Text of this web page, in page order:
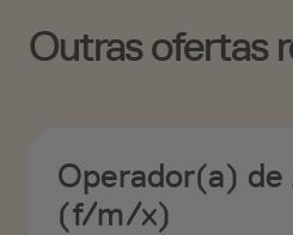
Outras ofertas
Operador(a) de
(f/m/x)